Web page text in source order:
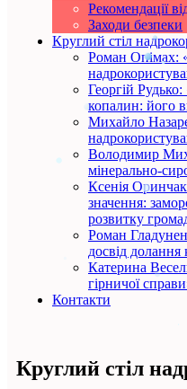
Рекомендації
Заходи безпеки
Круглий стіл
Роман Опімах:
Георгій
копалин: його
Михайло
Володимир
мінерально-
Ксенія
значення:
розвитку
Роман
досвід долання
Катерина
гірничої
Контакти
Круглий стіл